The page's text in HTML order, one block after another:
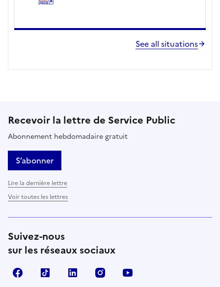
See all situations
Recevoir la lettre de Service Public
Abonnement hebdomadaire gratuit
S’abonner
Lire la dernière lettre
Voir toutes les lettres
Suivez-nous
sur les réseaux sociaux
FacebookTikTok LinkedIn Instagram